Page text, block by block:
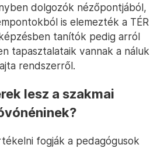
dolgozók nézőpontjából,
is elemezték a TÉR
tanítók pedig arról
tapasztalataik vannak a náluk
rendszerről.
lesz a szakmai
fogják a pedagógusok